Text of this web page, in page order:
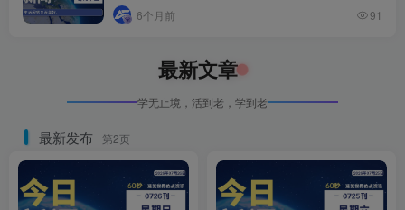
6个月前 91
最新文章
学无止境，活到老，学到老
最新发布 第2页